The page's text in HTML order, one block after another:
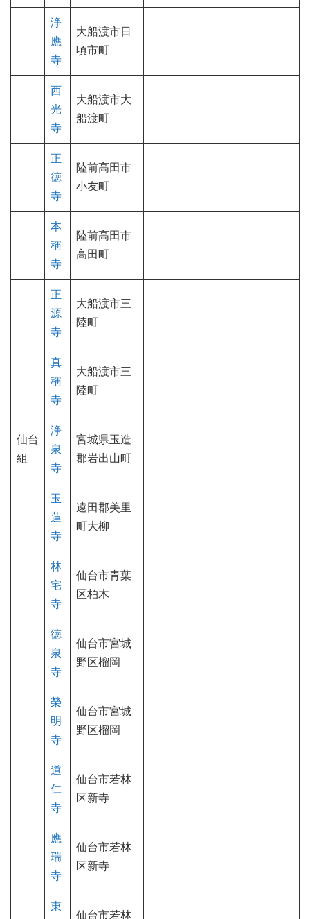
浄
應
寺
大船渡市日
頃市町
西
光
寺
大船渡市大
船渡町
正
徳
寺
陸前高田市
小友町
本
稱
寺
陸前高田市
高田町
正
源
寺
大船渡市三
陸町
真
稱
寺
大船渡市三
陸町
仙台
組
浄
泉
寺
宮城県玉造
郡岩出山町
玉
蓮
寺
遠田郡美里
町大柳
林
宅
寺
仙台市青葉
区柏木
徳
泉
寺
仙台市宮城
野区榴岡
榮
明
寺
仙台市宮城
野区榴岡
道
仁
寺
仙台市若林
区新寺
應
瑞
寺
仙台市若林
区新寺
東
仙台市若林